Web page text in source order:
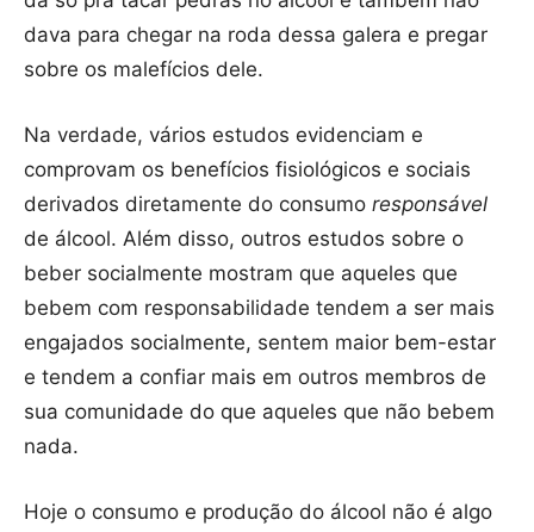
dava para chegar na roda dessa galera e pregar
sobre os malefícios dele.
Na verdade, vários estudos evidenciam e
comprovam os benefícios fisiológicos e sociais
derivados diretamente do consumo responsável
de álcool. Além disso, outros estudos sobre o
beber socialmente mostram que aqueles que
bebem com responsabilidade tendem a ser mais
engajados socialmente, sentem maior bem-estar
e tendem a confiar mais em outros membros de
sua comunidade do que aqueles que não bebem
nada.
Hoje o consumo e produção do álcool não é algo